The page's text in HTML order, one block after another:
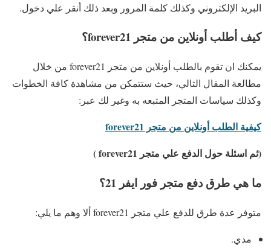
البريد الإلكتروني وكذلك كلمة المرور وبعد ذلك أنقر علي دخول.
كيف أطلب أونلاين من متجر forever21؟
يمكنك ان تقوم بالطلب أونلاين من متجر forever21 من خلال
مطالعة المقال التالي، حيث ستتمكن من مشاهدة كافة الخطوات
وكذلك سياسات المتجر المتبعه به وغير لك عبر:
كيفية الطلب أونلاين من متجر forever21
(ثم اسئلة حول الدفع علي متجر forever21 )
ما هي طرق دفع متجر فور ايفر 21؟
متوفر عدة طرق للدفع علي متجر forever21 ألا وهم ما يلي:
مدي.